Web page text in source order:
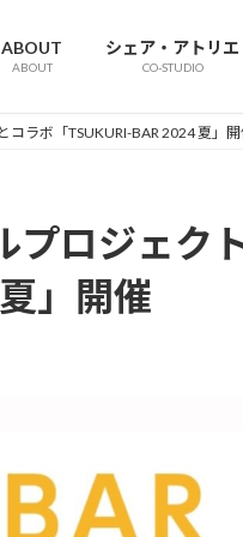
ABOUT
ABOUT
シェア・アトリエ
CO-STUDIO
コラボ「TSUKURI-BAR 2024 夏」
プロジェク
」開催